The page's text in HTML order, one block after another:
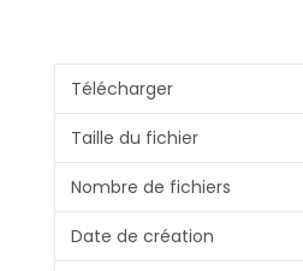
Télécharger
Taille du fichier
Nombre de fichiers
Date de création